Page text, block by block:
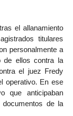
el allanamiento
titulares
personalmente a
de ellos contra la
el juez Fredy
operativo. En ese
que anticipaban
de la